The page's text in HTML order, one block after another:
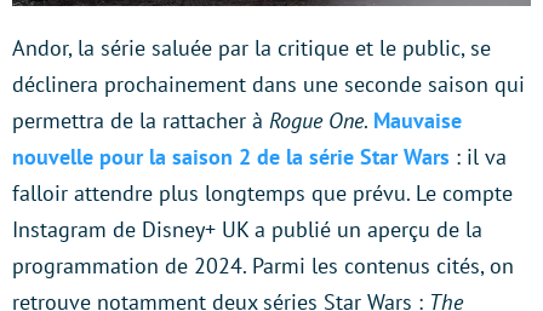
Andor, la série saluée par la critique et le public, se
déclinera prochainement dans une seconde saison qui
permettra de la rattacher à Rogue One. Mauvaise
nouvelle pour la saison 2 de la série Star Wars : il va
falloir attendre plus longtemps que prévu. Le compte
Instagram de Disney+ UK a publié un aperçu de la
programmation de 2024. Parmi les contenus cités, on
retrouve notamment deux séries Star Wars : The